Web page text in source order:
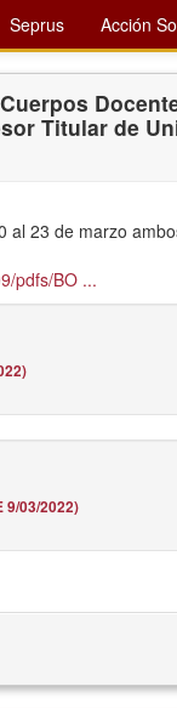
Seprus Acción
Titular de
al 23 de marzo
pdfs/BO ...
9/03/2022)